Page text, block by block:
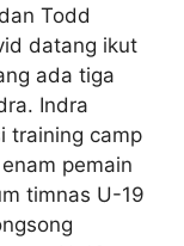
Todd
datang ikut
ada tiga
Indra
training camp
pemain
timnas U-19